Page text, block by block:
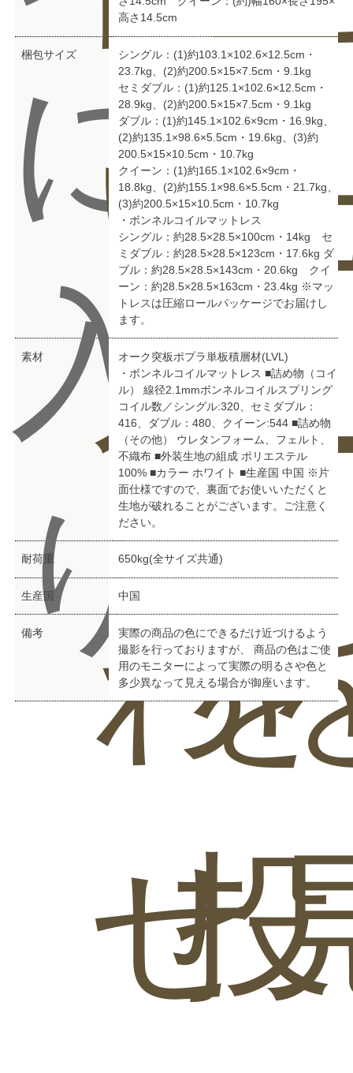
に
入
り
い
合
わ
せ
ュ
ー
を
投
高さ14.5cm
梱包サイズ
シングル：(1)約103.1×102.6×12.5cm・
23.7kg、(2)約200.5×15×7.5cm・9.1kg
セミダブル：(1)約125.1×102.6×12.5cm・
28.9kg、(2)約200.5×15×7.5cm・9.1kg
ダブル：(1)約145.1×102.6×9cm・16.9kg、
(2)約135.1×98.6×5.5cm・19.6kg、(3)約
200.5×15×10.5cm・10.7kg
クイーン：(1)約165.1×102.6×9cm・
18.8kg、(2)約155.1×98.6×5.5cm・21.7kg、
(3)約200.5×15×10.5cm・10.7kg
・ボンネルコイルマットレス
シングル：約28.5×28.5×100cm・14kg セ
ミダブル：約28.5×28.5×123cm・17.6kg ダ
ブル：約28.5×28.5×143cm・20.6kg クイ
ーン：約28.5×28.5×163cm・23.4kg ※マッ
トレスは圧縮ロールパッケージでお届けし
ます。
素材
オーク突板ポプラ単板積層材(LVL)
・ボンネルコイルマットレス ■詰め物（コイ
ル） 線径2.1mmボンネルコイルスプリング
コイル数／シングル:320、セミダブル：
416、ダブル：480、クイーン:544 ■詰め物
（その他） ウレタンフォーム、フェルト、
不織布 ■外装生地の組成 ポリエステル
100% ■カラー ホワイト ■生産国 中国 ※片
面仕様ですので、裏面でお使いいただくと
生地が破れることがございます。ご注意く
ださい。
耐荷重 650kg(全サイズ共通)
生産国 中国
備考
実際の商品の色にできるだけ近づけるよう
撮影を行っておりますが、 商品の色はご使
用のモニターによって実際の明るさや色と
多少異なって見える場合が御座います。